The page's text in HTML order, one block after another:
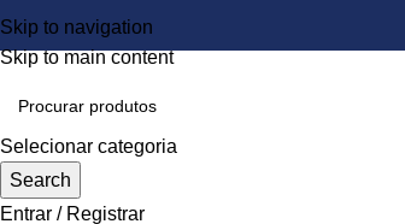
Skip to navigation
Skip to main content
Selecionar categoria
Search
Entrar / Registrar